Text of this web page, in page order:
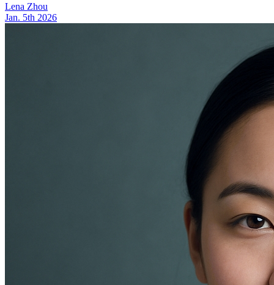
Lena Zhou
Jan. 5th 2026